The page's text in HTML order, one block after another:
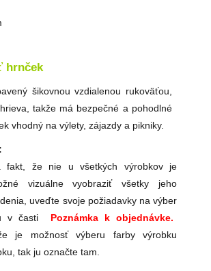
hrnček
šikovnou vzdialenou rukoväťou,
takže má bezpečné a pohodlné
vhodný na výlety, zájazdy a pikniky.
fakt, že nie u všetkých výrobkov je
vizuálne vyobraziť všetky jeho
uveďte svoje požiadavky na výber
v časti Poznámka k objednávke.
je možnosť výberu farby výrobku
tak ju označte tam.